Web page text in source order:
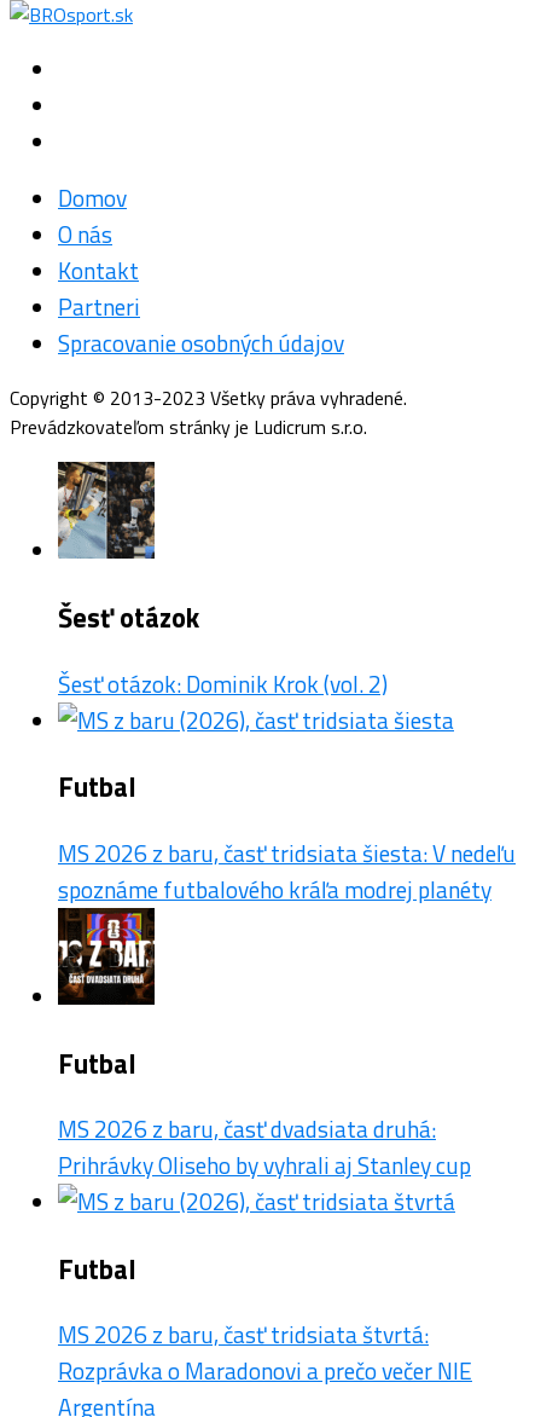
Domov
O nás
Kontakt
Partneri
Spracovanie osobných údajov
Copyright © 2013-2023 Všetky práva vyhradené.
Prevádzkovateľom stránky je Ludicrum s.r.o.
Šesť otázok
Šesť otázok: Dominik Krok (vol. 2)
Futbal
MS 2026 z baru, časť tridsiata šiesta: V nedeľu
spoznáme futbalového kráľa modrej planéty
Futbal
MS 2026 z baru, časť dvadsiata druhá:
Prihrávky Oliseho by vyhrali aj Stanley cup
Futbal
MS 2026 z baru, časť tridsiata štvrtá:
Rozprávka o Maradonovi a prečo večer NIE
Argentína